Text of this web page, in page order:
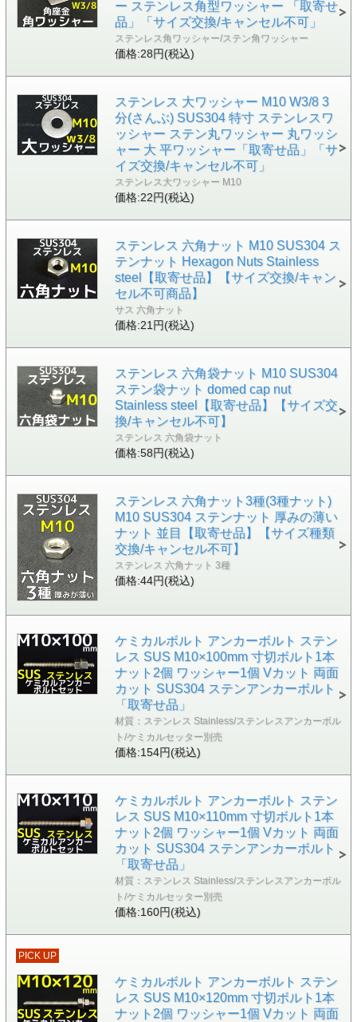
ー ステンレス角型ワッシャー 「取寄せ
品」「サイズ交換/キャンセル不可」
ステンレス角ワッシャー/ステン角ワッシャー
価格:28円(税込)
ステンレス 大ワッシャー M10 W3/8 3
分(さんぶ) SUS304 特寸 ステンレスワ
ッシャー ステン丸ワッシャー 丸ワッシ
ャー 大 平ワッシャー「取寄せ品」「サ
イズ交換/キャンセル不可」
ステンレス大ワッシャー M10
価格:22円(税込)
ステンレス 六角ナット M10 SUS304 ス
テンナット Hexagon Nuts Stainless
steel【取寄せ品】【サイズ交換/キャン
セル不可商品】
サス 六角ナット
価格:21円(税込)
ステンレス 六角袋ナット M10 SUS304
ステン袋ナット domed cap nut
Stainless steel【取寄せ品】【サイズ交
換/キャンセル不可】
ステンレス 六角袋ナット
価格:58円(税込)
ステンレス 六角ナット3種(3種ナット)
M10 SUS304 ステンナット 厚みの薄い
ナット 並目【取寄せ品】【サイズ種類
交換/キャンセル不可】
ステンレス 六角ナット 3種
価格:44円(税込)
ケミカルボルト アンカーボルト ステン
レス SUS M10×100mm 寸切ボルト1本
ナット2個 ワッシャー1個 Vカット 両面
カット SUS304 ステンアンカーボルト
「取寄せ品」
材質：ステンレス Stainless/ステンレスアンカーボル
ト/ケミカルセッター別売
価格:154円(税込)
ケミカルボルト アンカーボルト ステン
レス SUS M10×110mm 寸切ボルト1本
ナット2個 ワッシャー1個 Vカット 両面
カット SUS304 ステンアンカーボルト
「取寄せ品」
材質：ステンレス Stainless/ステンレスアンカーボル
ト/ケミカルセッター別売
価格:160円(税込)
PICK UP
ケミカルボルト アンカーボルト ステン
レス SUS M10×120mm 寸切ボルト1本
ナット2個 ワッシャー1個 Vカット 両面